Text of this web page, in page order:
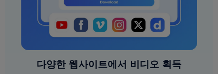
다양한 웹사이트에서 비디오 획득